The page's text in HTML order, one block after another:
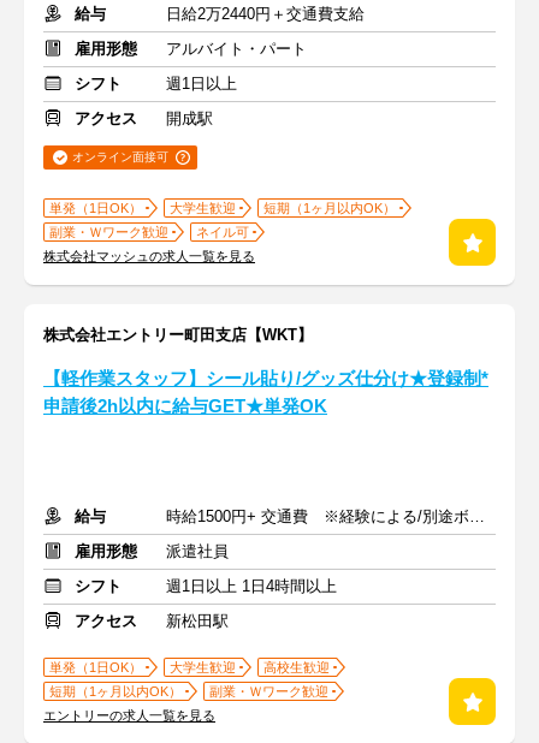
給与
日給2万2440円＋交通費支給
雇用形態
アルバイト・パート
シフト
週1日以上
アクセス
開成駅
オンライン面接可
単発（1日OK） 大学生歓迎
短期（1ヶ月以内OK）
副業・Ｗワーク歓迎
ネイル可
株式会社マッシュの求人一覧を見る
株式会社エントリー町田支店【WKT】
【軽作業スタッフ】シール貼り/グッズ仕分け★登録制*
申請後2h以内に給与GET★単発OK
給与
時給1500円+ 交通費 ※経験による/別途ボーナス支給あり
雇用形態
派遣社員
シフト
週1日以上 1日4時間以上
アクセス
新松田駅
単発（1日OK） 大学生歓迎
高校生歓迎
短期（1ヶ月以内OK）
副業・Ｗワーク歓迎
エントリーの求人一覧を見る